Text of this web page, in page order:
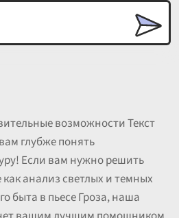
возможности Текст
глубже понять
Если вам нужно решить
анализ светлых и темных
быта в пьесе Гроза, наша